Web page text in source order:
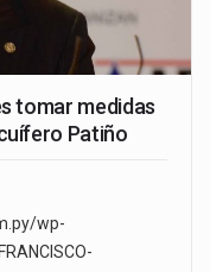
tomar medidas
Patiño
wp-